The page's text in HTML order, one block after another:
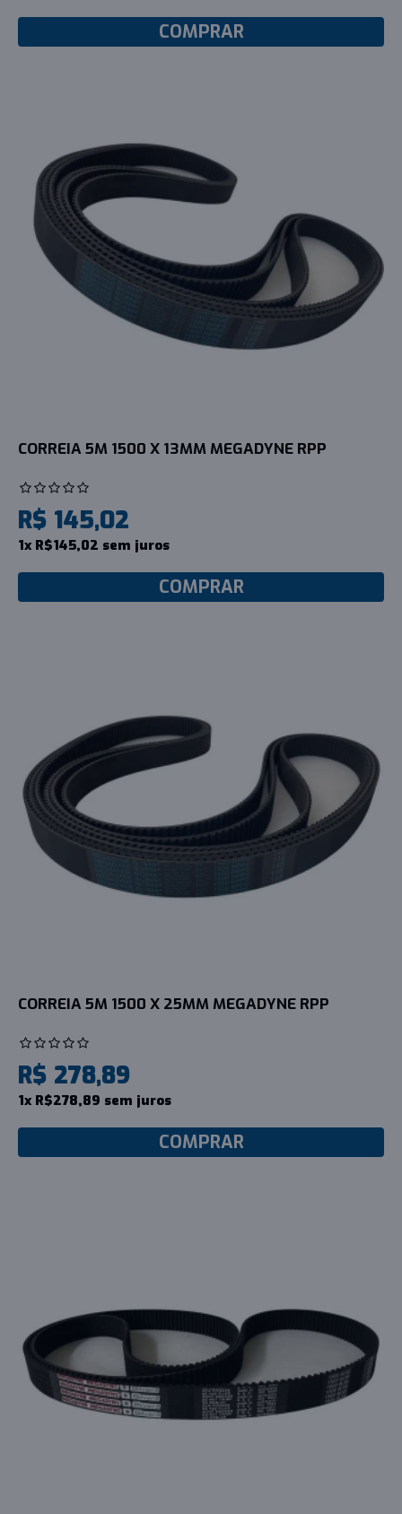
COMPRAR
CORREIA 5M 1500 X 13MM MEGADYNE RPP
R$ 145,02
1x R$145,02 sem juros
COMPRAR
CORREIA 5M 1500 X 25MM MEGADYNE RPP
R$ 278,89
1x R$278,89 sem juros
COMPRAR